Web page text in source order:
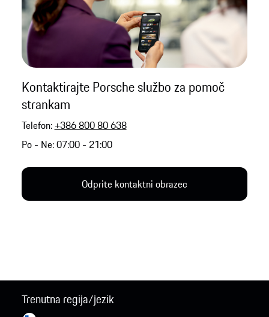
Kontaktirajte Porsche službo za pomoč
strankam
Telefon: +386 800 80 638
Po - Ne: 07:00 - 21:00
Odprite kontaktni obrazec
Trenutna regija/jezik